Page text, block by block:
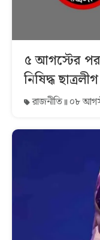
৫ আগস্টের পর
নিষিদ্ধ
রাজনীতি ০৮